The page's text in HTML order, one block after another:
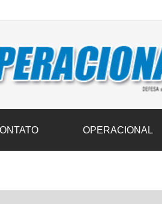
3,6 mil toneladas de donativos ao Rio
OPERACIONAL